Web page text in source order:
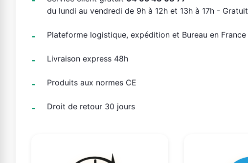
du lundi au vendredi de 9h à 12h et 13h à 17h - Gratuit
Plateforme logistique, expédition et Bureau en France
Livraison express 48h
Produits aux normes CE
Droit de retour 30 jours